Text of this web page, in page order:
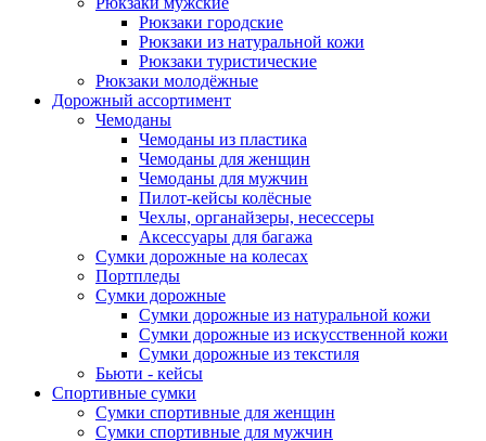
Рюкзаки городские
Рюкзаки из натуральной кожи
Рюкзаки туристические
Рюкзаки молодёжные
Дорожный ассортимент
Чемоданы
Чемоданы из пластика
Чемоданы для женщин
Чемоданы для мужчин
Пилот-кейсы колёсные
Чехлы, органайзеры, несессеры
Аксессуары для багажа
Сумки дорожные на колесах
Портпледы
Сумки дорожные
Сумки дорожные из натуральной кожи
Сумки дорожные из искусственной кожи
Сумки дорожные из текстиля
Бьюти - кейсы
Спортивные сумки
Сумки спортивные для женщин
Сумки спортивные для мужчин